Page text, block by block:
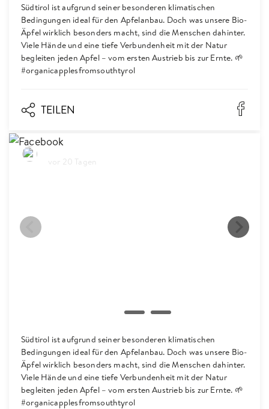
Südtirol ist aufgrund seiner besonderen klimatischen
Bedingungen ideal für den Apfelanbau. Doch was unsere Bio-
Äpfel wirklich besonders macht, sind die Menschen dahinter.
Viele Hände und eine tiefe Verbundenheit mit der Natur
begleiten jeden Apfel – vom ersten Austrieb bis zur Ernte. 🌱
#organicapplesfromsouthtyrol
TEILEN
vor 20 Tagen
Südtirol ist aufgrund seiner besonderen klimatischen
Bedingungen ideal für den Apfelanbau. Doch was unsere Bio-
Äpfel wirklich besonders macht, sind die Menschen dahinter.
Viele Hände und eine tiefe Verbundenheit mit der Natur
begleiten jeden Apfel – vom ersten Austrieb bis zur Ernte. 🌱
#organicapplesfromsouthtyrol